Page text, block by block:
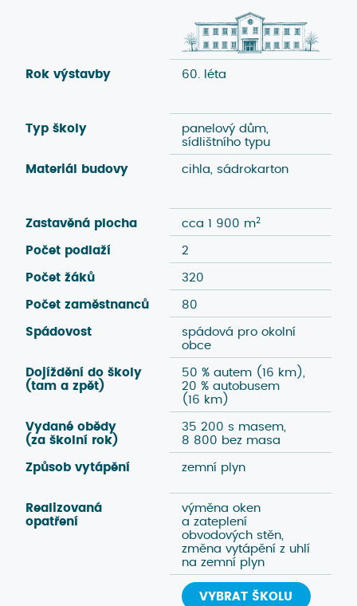
Rok výstavby 60. léta
Typ školy
panelový dům,
sídlištního typu
Materiál budovy
cihla, sádrokarton
Zastavěná plocha cca 1 900 m²
Počet podlaží
2
Počet žáků
320
Počet zaměstnanců
80
Spádovost
spádová pro okolní
obce
Dojíždění do školy
(tam a zpět)
50 % autem (16 km),
20 % autobusem
(16 km)
Vydané obědy
(za školní rok)
35 200 s masem,
8 800 bez masa
Způsob vytápění
zemní plyn
Realizovaná
opatření
výměna oken
a zateplení
obvodových stěn,
změna vytápění z uhlí
na zemní plyn
VYBRAT ŠKOLU